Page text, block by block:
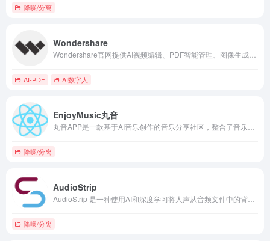
降噪/分离
Wondershare
AI-PDF AI数字人
EnjoyMusic丸音
降噪/分离
AudioStrip
降噪/分离